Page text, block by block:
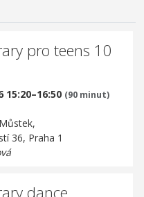
pro teens 10
15:20–16:50 (90 minut)
36, Praha 1
dance